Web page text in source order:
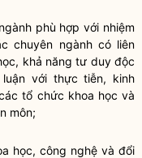
phù hợp với nhiệm
chuyên ngành có liên
khả năng tư duy độc
với thực tiễn, kinh
tổ chức khoa học và
môn;
học, công nghệ và đổi